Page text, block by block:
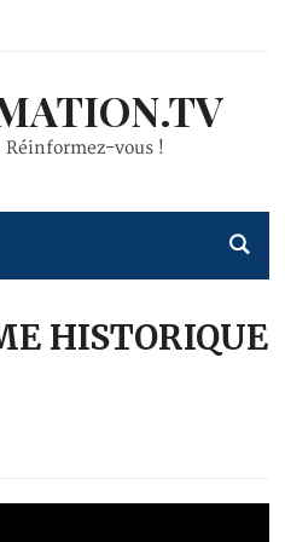
vous !
HISTORIQUE